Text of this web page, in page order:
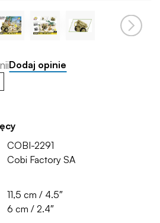
Dodaj opinie
COBI-2291
Cobi Factory SA
11,5 cm / 4.5″
6 cm / 2.4″